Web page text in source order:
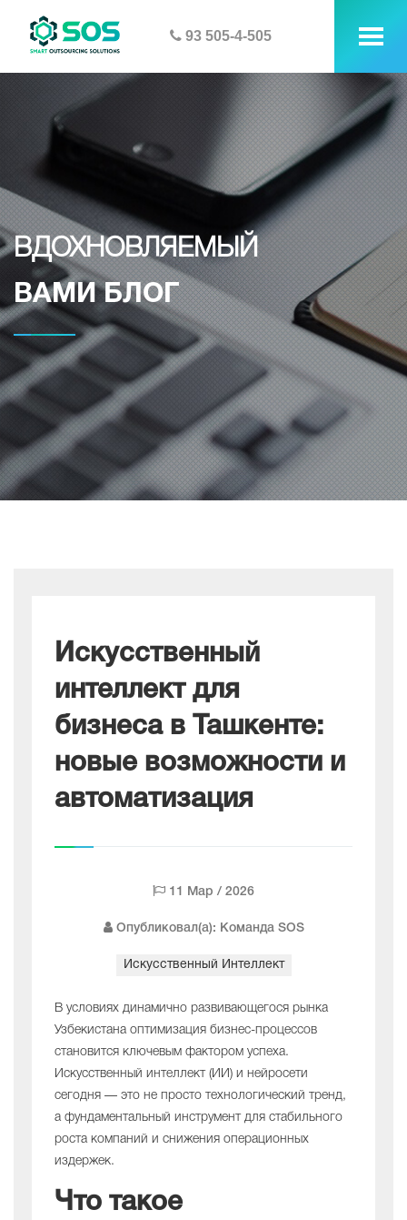
93 505-4-505
ВДОХНОВЛЯЕМЫЙ
ВАМИ БЛОГ
Искусственный
интеллект для
бизнеса в Ташкенте:
новые возможности и
автоматизация
11 Мар / 2026
Опубликовал(а): Команда SOS
Искусственный Интеллект
В условиях динамично развивающегося рынка
Узбекистана оптимизация бизнес-процессов
становится ключевым фактором успеха.
Искусственный интеллект (ИИ) и нейросети
сегодня — это не просто технологический тренд,
а фундаментальный инструмент для стабильного
роста компаний и снижения операционных
издержек.
Что такое